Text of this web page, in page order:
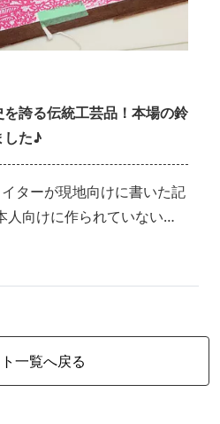
誇る伝統工芸品！本場の鈴
した♪
ターが現地向けに書いた記
向けに作られていないの
功労者は「伊勢型紙」であ
が欲しがります。又、様々
勢型紙は私たちの暮らしの
匠の精神に感動！今回は日
一覧へ戻る